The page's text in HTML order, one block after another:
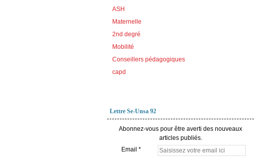
ASH
Maternelle
2nd degré
Mobilité
Conseillers pédagogiques
capd
Lettre Se-Unsa 92
Abonnez-vous pour être averti des nouveaux
articles publiés.
Email